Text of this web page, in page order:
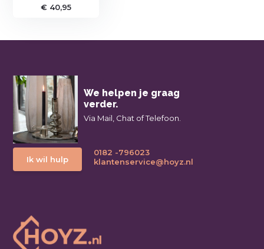
€ 40,95
We helpen je graag
verder.
Via Mail, Chat of Telefoon.
Ik wil hulp
0182 -796023
klantenservice@hoyz.nl